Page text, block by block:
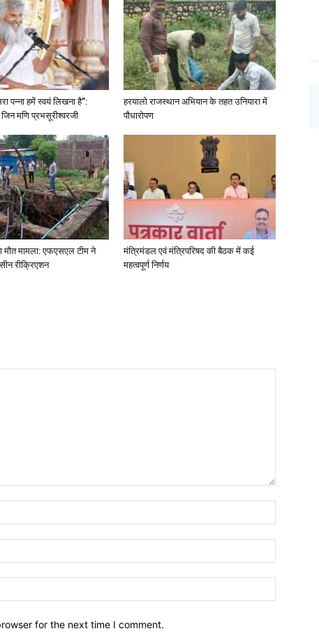
पन्ना हमें स्वयं लिखना है”:
मणि प्रभसूरीश्वरजी
हरयालो राजस्थान अभियान के तहत उनियारा में
पौधारोपण
मौत मामला: एफएसएल टीम ने
रीक्रिएशन
मंत्रिमंडल एवं मंत्रिपरिषद की बैठक में कई
महत्वपूर्ण निर्णय
for the next time I comment.